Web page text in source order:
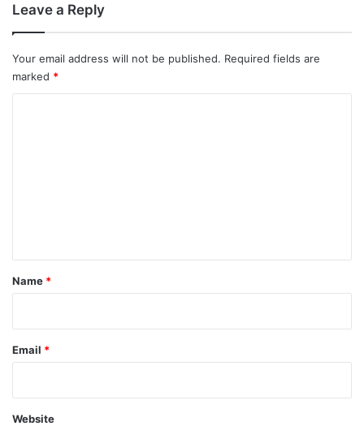
Leave a Reply
Your email address will not be published. Required fields are
marked *
*
Name *
Email *
Website